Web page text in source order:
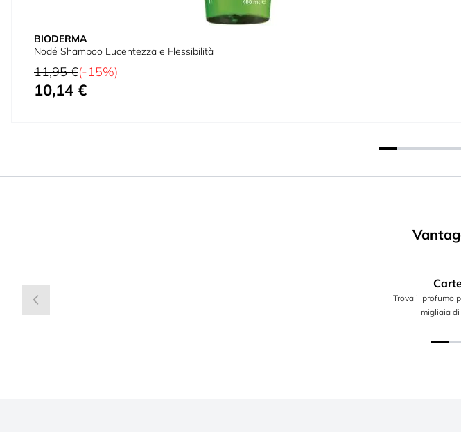
BIODERMA
Nodé Shampoo Lucentezza e Flessibilità
Prezzo predefinito
11,95 €(-15%)
Prezzo speciale
10,14 €
Trova il profumo
migliaia